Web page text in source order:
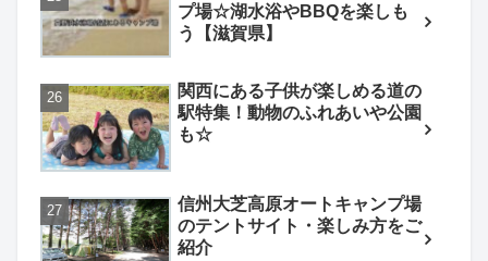
プ場☆湖水浴やBBQを楽しも
う【滋賀県】
関西にある子供が楽しめる道の
駅特集！動物のふれあいや公園
も☆
信州大芝高原オートキャンプ場
のテントサイト・楽しみ方をご
紹介